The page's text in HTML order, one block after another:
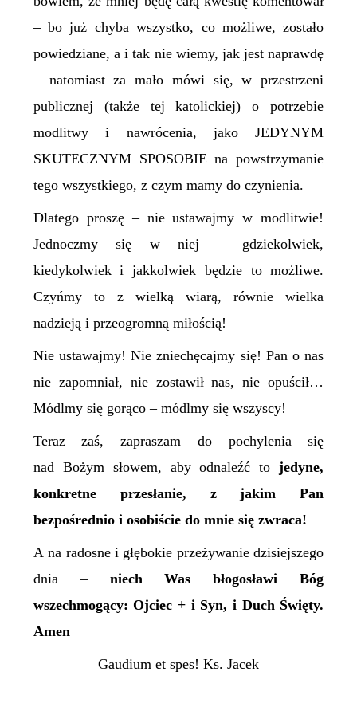
– bo już chyba wszystko, co możliwe, zostało
powiedziane, a i tak nie wiemy, jak jest naprawdę
– natomiast za mało mówi się, w przestrzeni
publicznej (także tej katolickiej) o potrzebie
modlitwy i nawrócenia, jako JEDYNYM
SKUTECZNYM SPOSOBIE na powstrzymanie
tego wszystkiego, z czym mamy do czynienia.
Dlatego proszę – nie ustawajmy w modlitwie!
Jednoczmy się w niej – gdziekolwiek,
kiedykolwiek i jakkolwiek będzie to możliwe.
Czyńmy to z wielką wiarą, równie wielka
nadzieją i przeogromną miłością!
Nie ustawajmy! Nie zniechęcajmy się! Pan o nas
nie zapomniał, nie zostawił nas, nie opuścił…
Módlmy się gorąco – módlmy się wszyscy!
Teraz zaś, zapraszam do pochylenia się
nad Bożym słowem, aby odnaleźć tojedyne,
konkretne przesłanie, z jakim Pan
bezpośrednio i osobiście do mnie się zwraca!
A na radosne i głębokie przeżywanie dzisiejszego
dnia – niech Was błogosławi Bóg
wszechmogący: Ojciec + i Syn, i Duch Święty.
Amen
Gaudium et spes! Ks. Jacek